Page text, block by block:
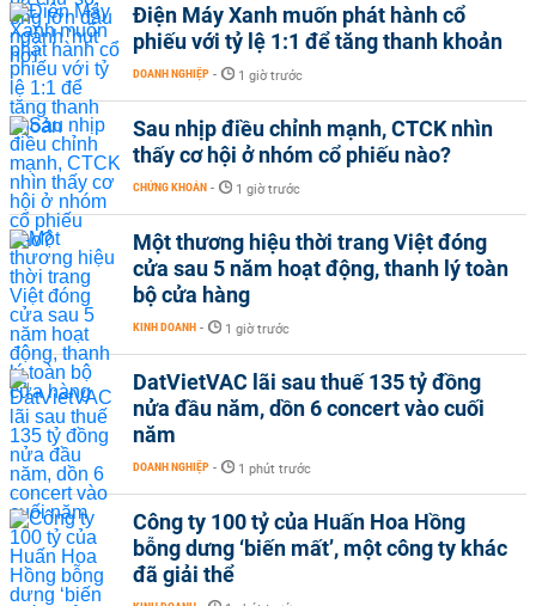
Điện Máy Xanh muốn phát hành cổ
phiếu với tỷ lệ 1:1 để tăng thanh khoản
DOANH NGHIỆP - 1 giờ trước
Sau nhịp điều chỉnh mạnh, CTCK nhìn
thấy cơ hội ở nhóm cổ phiếu nào?
CHỨNG KHOÁN - 1 giờ trước
Một thương hiệu thời trang Việt đóng
cửa sau 5 năm hoạt động, thanh lý toàn
bộ cửa hàng
KINH DOANH - 1 giờ trước
DatVietVAC lãi sau thuế 135 tỷ đồng
nửa đầu năm, dồn 6 concert vào cuối
năm
DOANH NGHIỆP - 1 phút trước
Công ty 100 tỷ của Huấn Hoa Hồng
bỗng dưng ‘biến mất’, một công ty khác
đã giải thể